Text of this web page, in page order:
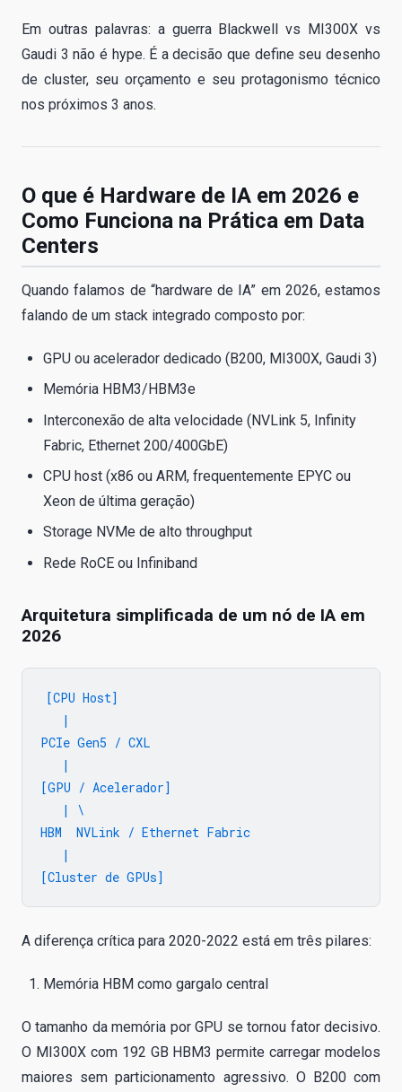
Em outras palavras: a guerra Blackwell vs MI300X vs
Gaudi 3 não é hype. É a decisão que define seu desenho
de cluster, seu orçamento e seu protagonismo técnico
nos próximos 3 anos.
O que é Hardware de IA em 2026 e
Como Funciona na Prática em Data
Centers
Quando falamos de “hardware de IA” em 2026, estamos
falando de um stack integrado composto por:
GPU ou acelerador dedicado (B200, MI300X, Gaudi 3)
Memória HBM3/HBM3e
Interconexão de alta velocidade (NVLink 5, Infinity
Fabric, Ethernet 200/400GbE)
CPU host (x86 ou ARM, frequentemente EPYC ou
Xeon de última geração)
Storage NVMe de alto throughput
Rede RoCE ou Infiniband
Arquitetura simplificada de um nó de IA em
2026
[CPU Host]
   |
PCIe Gen5 / CXL
   |
[GPU / Acelerador]
   | \
HBM  NVLink / Ethernet Fabric
   |
A diferença crítica para 2020-2022 está em três pilares:
Memória HBM como gargalo central
O tamanho da memória por GPU se tornou fator decisivo.
O MI300X com 192 GB HBM3 permite carregar modelos
maiores sem particionamento agressivo. O B200 com